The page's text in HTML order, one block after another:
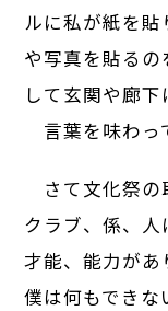
ルに私が紙を
や写真を貼るの
して玄関や廊下
言葉を味わっ
さて文化祭の
クラブ、係、人
才能、能力があ
僕は何もでき